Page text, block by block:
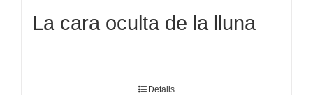
La cara oculta de la lluna
Detalls